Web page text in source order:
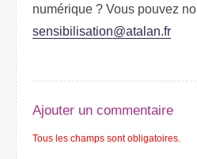
numérique ? Vous pouvez
sensibilisation@atalan.fr
Ajouter un commentaire
Tous les champs sont obligatoires.